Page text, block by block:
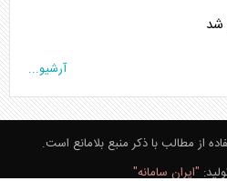
شد
آرشیو...
از مطالب با ذکر منبع بلامانع است.
"ایران سامانه"